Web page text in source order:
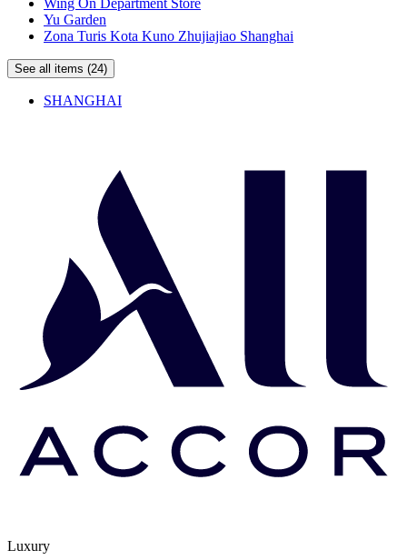
Yu Garden
Zona Turis Kota Kuno Zhujiajiao Shanghai
See all items (24)
SHANGHAI
Luxury